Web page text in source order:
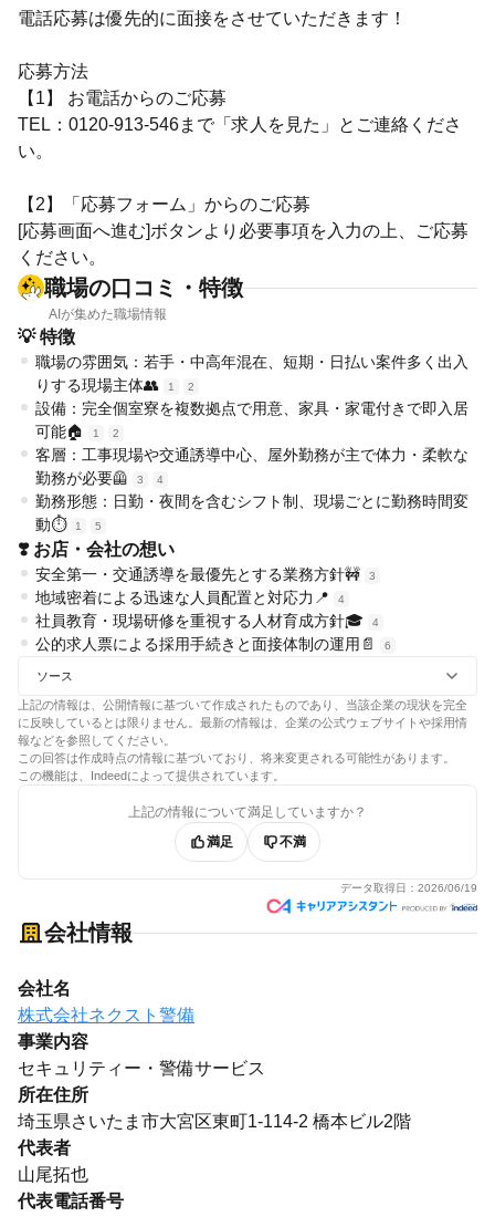
電話応募は優先的に面接をさせていただきます！
応募方法
【1】 お電話からのご応募
TEL：0120-913-546まで「求人を見た」とご連絡くださ
い。
【2】「応募フォーム」からのご応募
[応募画面へ進む]ボタンより必要事項を入力の上、ご応募
ください。
職場の口コミ・特徴
AIが集めた職場情報
💡 特徴
職場の雰囲気：若手・中高年混在、短期・日払い案件多く出入
りする現場主体👥
1 2
設備：完全個室寮を複数拠点で用意、家具・家電付きで即入居
可能🏠
1 2
客層：工事現場や交通誘導中心、屋外勤務が主で体力・柔軟な
勤務が必要🦺
3 4
勤務形態：日勤・夜間を含むシフト制、現場ごとに勤務時間変
動⏱️
1 5
❣️ お店・会社の想い
安全第一・交通誘導を最優先とする業務方針🚧 3
地域密着による迅速な人員配置と対応力📍 4
社員教育・現場研修を重視する人材育成方針🎓 4
公的求人票による採用手続きと面接体制の運用📄 6
ソース
上記の情報は、公開情報に基づいて作成されたものであり、当該企業の現状を完全
に反映しているとは限りません。最新の情報は、企業の公式ウェブサイトや採用情
報などを参照してください。
この回答は作成時点の情報に基づいており、将来変更される可能性があります。
この機能は、Indeedによって提供されています。
上記の情報について満足していますか？
満足
不満
データ取得日： 2026/06/19
会社情報
会社名
株式会社ネクスト警備
事業内容
セキュリティー・警備サービス
所在住所
埼玉県さいたま市大宮区東町1-114-2 橋本ビル2階
代表者
山尾拓也
代表電話番号